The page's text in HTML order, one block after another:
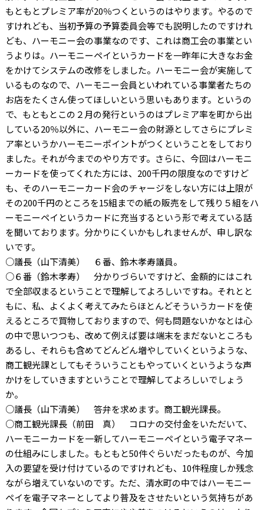
もともとプレミア率が20％つくというのはやります。やるので
すけれども、当初予算の予算委員会等でも説明したのですけれ
ども、ハーモニー会の事業なのです、これは商工会の事業とい
うよりは。ハーモニーペイというカードを一昨年に大きなお金
をかけてシステムの改修をしました。ハーモニー会が実施して
いるものなので、ハーモニー会員といわれている事業者たちの
お店をたくさん使ってほしいという思いもあります。というの
で、もともとこの２月の発行というのはプレミア率を町から出
している20％以外に、ハーモニー会の財源としてさらにプレミ
ア率というかハーモニーポイントがつくということをしており
ました。それが今までのやり方です。さらに、今回はハーモニ
ーカードを使ってくれた方には、 200千円の限度なのですけど
も、そのハーモニーカード会のチャージをしない方には上限が
その200千円のところを15組までの紙の販売をして残り５組をハ
ーモニーペイというカードに充当するという形で考えている話
を聞いております。分かりにくいかもしれませんが、申し訳な
いです。
○議長（山下清美） ６番、鈴木孝寿議員。
○６番（鈴木孝寿） 分かりづらいですけど、金額的にはこれ
で全部収まるということで理解してよろしいですね。それとと
もに、私、よくよく考えてみたらほとんどそういうカードを使
えるところで買物しておりますので、何も問題ないかなとは心
の中で思いつつも、改めて例えば要は端末をまだないところも
あるし、それらも含めてどんどん増やしていくというような、
商工観光課としてもそういうこともやっていくというような声
かけをしていきますということで理解してよろしいでしょう
か。
○議長（山下清美） 答弁を求めます。商工観光課長。
○商工観光課長（前田 真） コロナの交付金をいただいて、
ハーモニーカードを一新してハーモニーペイという電子マネー
の仕組みにしました。もともと50件ぐらいだったものが、今加
入の要望を受け付けているのですけれども、 10件程度しか残念
ながら増えていないのです。ただ、清水町の中ではハーモニー
ペイを電子マネーとしてより普及をさせたいという気持ちがあ